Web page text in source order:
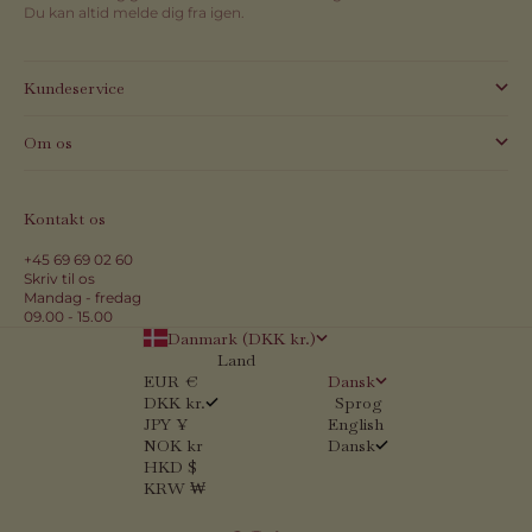
Du kan altid melde dig fra igen.
Kundeservice
Om os
Kontakt os
+45 69 69 02 60
Skriv til os
Mandag - fredag
09.00 - 15.00
Danmark (DKK kr.)
Land
EUR €
DKK kr.
JPY ¥
NOK kr
HKD $
KRW ₩
Dansk
Sprog
English
Dansk